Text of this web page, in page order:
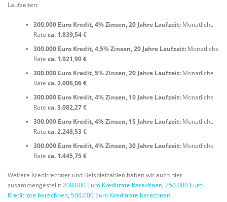
Laufzeiten:
300.000 Euro Kredit, 4% Zinsen, 20 Jahre Laufzeit:Monatliche
Rate ca. 1.839,54 €
300.000 Euro Kredit, 4,5% Zinsen, 20 Jahre Laufzeit:Monatliche
Rate ca. 1.921,90 €
300.000 Euro Kredit, 5% Zinsen, 20 Jahre Laufzeit:Monatliche
Rate ca. 2.006,06 €
300.000 Euro Kredit, 4% Zinsen, 10 Jahre Laufzeit:Monatliche
Rate ca. 3.082,27 €
300.000 Euro Kredit, 4% Zinsen, 15 Jahre Laufzeit:Monatliche
Rate ca. 2.248,53 €
300.000 Euro Kredit, 4% Zinsen, 30 Jahre Laufzeit:Monatliche
Rate ca. 1.445,75 €
Weitere Kreditrechner und Beispielzahlen haben wir auch hier
zusammengestellt:200.000 Euro Kreditrate berechnen, 250.000 Euro
Kreditrate berechnen, 500.000 Euro Kreditrate berechnen.